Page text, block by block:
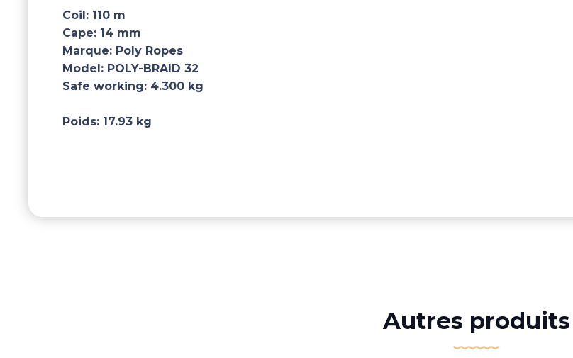
Coil: 110 m
Cape: 14 mm
Marque: Poly Ropes
Model: POLY-BRAID 32
Safe working: 4.300 kg
Poids: 17.93 kg
Autres produits